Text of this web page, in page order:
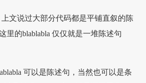
文说过大部分代码都是平铺直叙的陈
里的blablabla 仅仅就是一堆陈述句
可以是陈述句，当然也可以是条